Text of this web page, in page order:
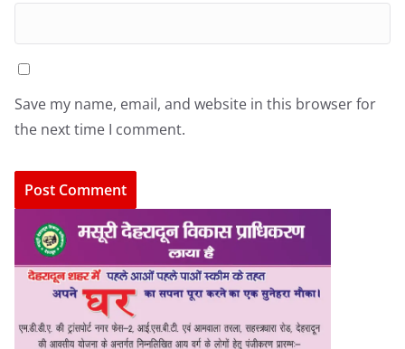
Save my name, email, and website in this browser for
the next time I comment.